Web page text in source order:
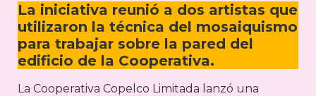
La iniciativa reunió a dos artistas que
utilizaron la técnica del mosaiquismo
para trabajar sobre la pared del
edificio de la Cooperativa.
La Cooperativa Copelco Limitada lanzó una